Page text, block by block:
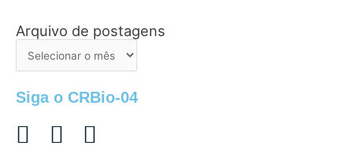
Arquivo de postagens
Arquivo
Siga o CRBio-04